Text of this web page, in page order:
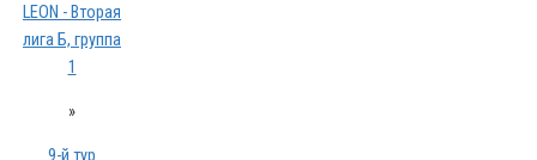
LEON - Вторая
лига Б, группа
1
»